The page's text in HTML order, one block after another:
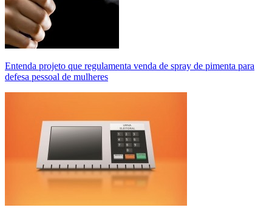
Entenda projeto que regulamenta venda de spray de pimenta para
defesa pessoal de mulheres